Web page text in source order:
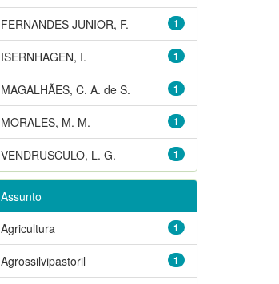
1
FERNANDES JUNIOR, F.
1
ISERNHAGEN, I.
1
MAGALHÃES, C. A. de S.
1
MORALES, M. M.
1
VENDRUSCULO, L. G.
Assunto
1
Agricultura
1
Agrossilvipastoril